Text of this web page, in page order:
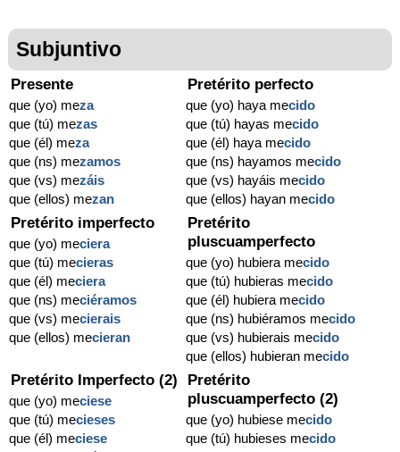
Subjuntivo
Presente
que (yo) meza
que (tú) mezas
que (él) meza
que (ns) mezamos
que (vs) mezáis
que (ellos) mezan
Pretérito perfecto
que (yo) haya mecido
que (tú) hayas mecido
que (él) haya mecido
que (ns) hayamos mecido
que (vs) hayáis mecido
que (ellos) hayan mecido
Pretérito imperfecto
que (yo) meciera
que (tú) mecieras
que (él) meciera
que (ns) meciéramos
que (vs) mecierais
que (ellos) mecieran
Pretérito
pluscuamperfecto
que (yo) hubiera mecido
que (tú) hubieras mecido
que (él) hubiera mecido
que (ns) hubiéramos mecido
que (vs) hubierais mecido
que (ellos) hubieran mecido
Pretérito Imperfecto (2)
que (yo) meciese
que (tú) mecieses
que (él) meciese
Pretérito
pluscuamperfecto (2)
que (yo) hubiese mecido
que (tú) hubieses mecido